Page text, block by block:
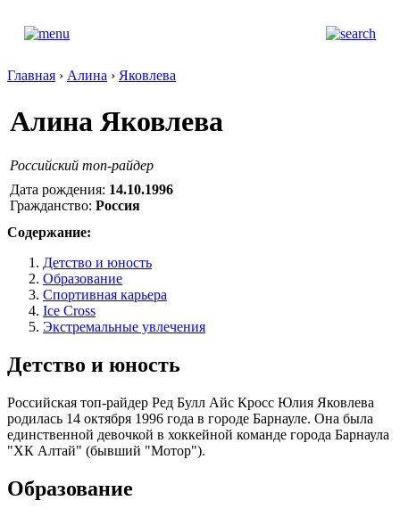
Главная › Алина › Яковлева
Алина Яковлева
Российский топ-райдер
Дата рождения: 14.10.1996
Гражданство: Россия
Содержание:
Детство и юность
Образование
Спортивная карьера
Ice Cross
Экстремальные увлечения
Детство и юность
Российская топ-райдер Ред Булл Айс Кросс Юлия Яковлева
родилась 14 октября 1996 года в городе Барнауле. Она была
единственной девочкой в хоккейной команде города Барнаула
"ХК Алтай" (бывший "Мотор").
Образование